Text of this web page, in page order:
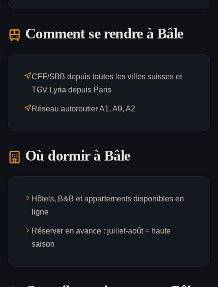
Comment se rendre à Bâle
CFF/SBB depuis toutes les villes suisses et
TGV Lyria depuis Paris
Réseau autoroutier A1, A9, A2
Où dormir à Bâle
Hôtels, B&B et appartements disponibles en
ligne
Réserver en avance : juillet-août = haute
saison